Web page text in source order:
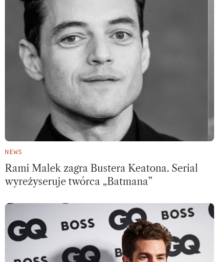
NEWS
Rami Malek zagra Bustera Keatona. Serial
wyreżyseruje twórca „Batmana”